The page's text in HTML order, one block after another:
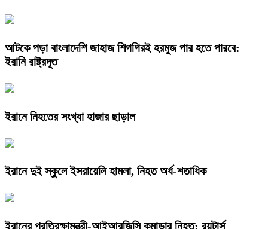
আটকে পড়া বাংলাদেশি জাহাজ শিগগিরই হরমুজ পার হতে পারবে:
ইরানি রাষ্ট্রদূত
ইরানে নিহতের সংখ্যা হাজার ছাড়াল
ইরানে দুই স্কুলে ইসরায়েলি হামলা, নিহত অর্ধ-শতাধিক
ইরানের প্রতিরক্ষামন্ত্রী-আইআরজিসি কমান্ডার নিহত: রয়টার্স